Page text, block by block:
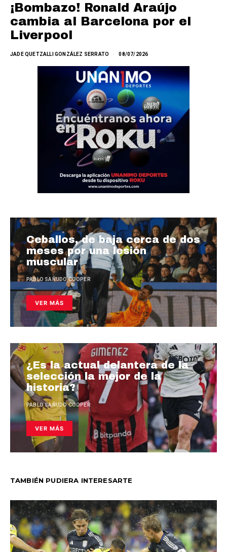
¡Bombazo! Ronald Araújo
cambia al Barcelona por el
Liverpool
JADE QUETZALLI GONZÁLEZ SERRATO 08/07/2026
Ceballos, de baja cerca de dos
meses por una lesión
muscular
PABLO SAÑUDO COOPER
VER MÁS
¿Es la actual delantera de la
selección la mejor de la
historia?
PABLO SAÑUDO COOPER
VER MÁS
TAMBIÉN PUDIERA INTERESARTE